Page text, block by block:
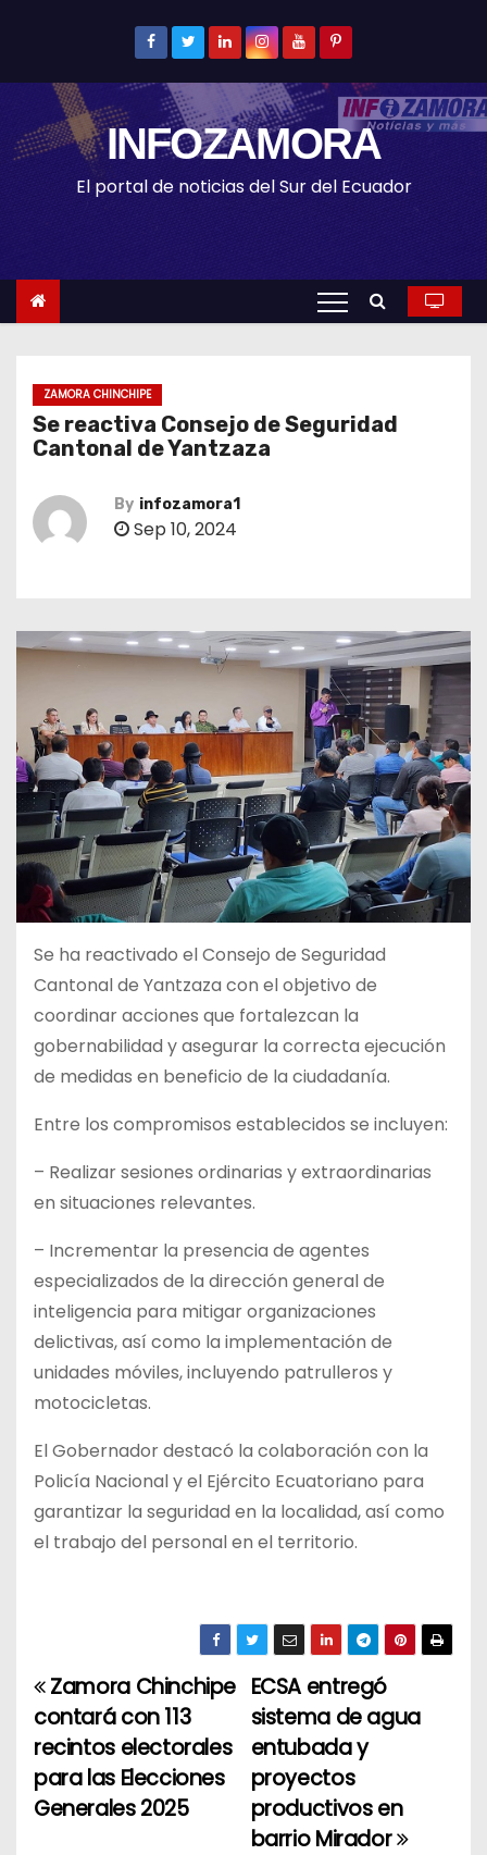
t
e
INFOZAMORA
El portal de noticias del Sur del Ecuador
ZAMORA CHINCHIPE
Se reactiva Consejo de Seguridad
Cantonal de Yantzaza
By infozamora1
Sep 10, 2024
Se ha reactivado el Consejo de Seguridad
Cantonal de Yantzaza con el objetivo de
coordinar acciones que fortalezcan la
gobernabilidad y asegurar la correcta ejecución
de medidas en beneficio de la ciudadanía.
Entre los compromisos establecidos se incluyen:
– Realizar sesiones ordinarias y extraordinarias
en situaciones relevantes.
– Incrementar la presencia de agentes
especializados de la dirección general de
inteligencia para mitigar organizaciones
delictivas, así como la implementación de
unidades móviles, incluyendo patrulleros y
motocicletas.
El Gobernador destacó la colaboración con la
Policía Nacional y el Ejército Ecuatoriano para
garantizar la seguridad en la localidad, así como
el trabajo del personal en el territorio.
N
a
v
ECSA entregó
sistema de agua
entubada y
proyectos
productivos en
barrio Mirador
Zamora Chinchipe
contará con 113
recintos electorales
para las Elecciones
Generales 2025